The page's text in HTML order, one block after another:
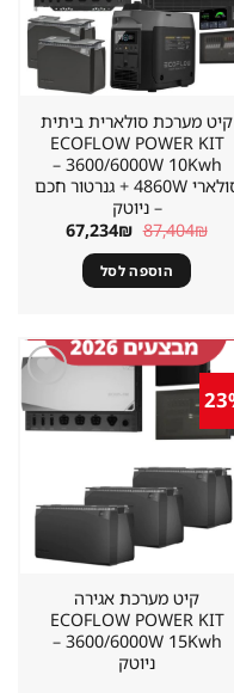
קיט מערכת סולארית ביתית
ECOFLOW POWER KIT
3600/6000W 10Kwh –
סולארי 4860W + גנרטור חכם
– ניוטק
87,404₪ המחיר
המקורי
היה:
87,404₪.
67,234₪ המחיר
הוספה לסל
שמור
מוצר
קיט מערכת אגירה
ECOFLOW POWER KIT
3600/6000W 15Kwh –
ניוטק